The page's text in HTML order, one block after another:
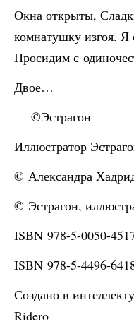
Окна открыты,
комнатушку изгоя. Я
Просидим с
Двое…
©Эстрагон
Иллюстратор
© Александра
© Эстрагон,
ISBN 978-5-0050-
ISBN 978-5-4496-
Создано в
Ridero